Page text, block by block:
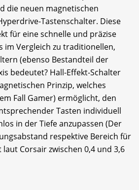
die neuen magnetischen
Tastenschalter. Diese
für eine schnelle und präzise
im Vergleich zu traditionellen,
(ebenso Bestandteil der
bedeutet? Hall-Effekt-Schalter
Prinzip, welches
Fall Gamer) ermöglicht, den
Tasten individuell
in der Tiefe anzupassen (Der
respektive Bereich für
Corsair zwischen 0,4 und 3,6